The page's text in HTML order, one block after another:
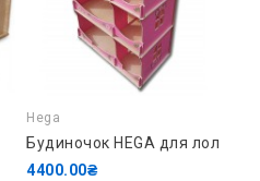
Hega
Будиночок HEGA для лол
4400.00₴